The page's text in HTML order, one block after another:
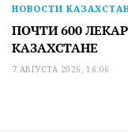
НОВОСТИ
ПОЧТИ 600
КАЗАХСТАНЕ
7 АВГУСТА 2026, 16:06